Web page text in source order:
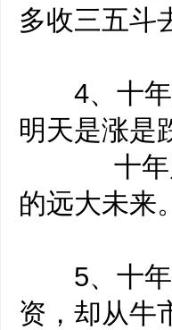
多收三五斗
4、十年
明天是涨是
十年后，
的远大未来。
5、十年
资，却从牛